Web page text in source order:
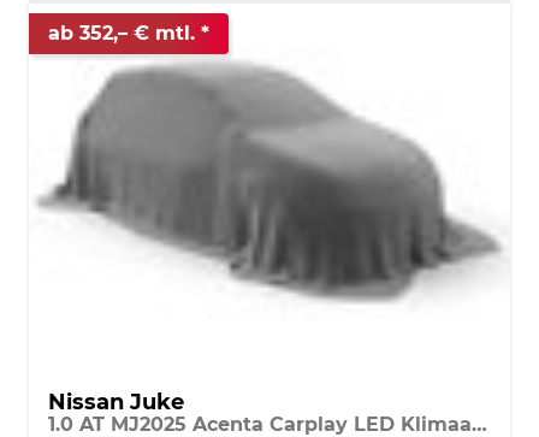
ab 352,– € mtl.
Nissan Juke
1.0 AT MJ2025 Acenta Carplay LED Klimaaut shzg R.Cam